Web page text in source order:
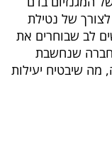
של נטילת
לב שבוחרים את
חברה שנחשבת
מה שיבטיח יעילות